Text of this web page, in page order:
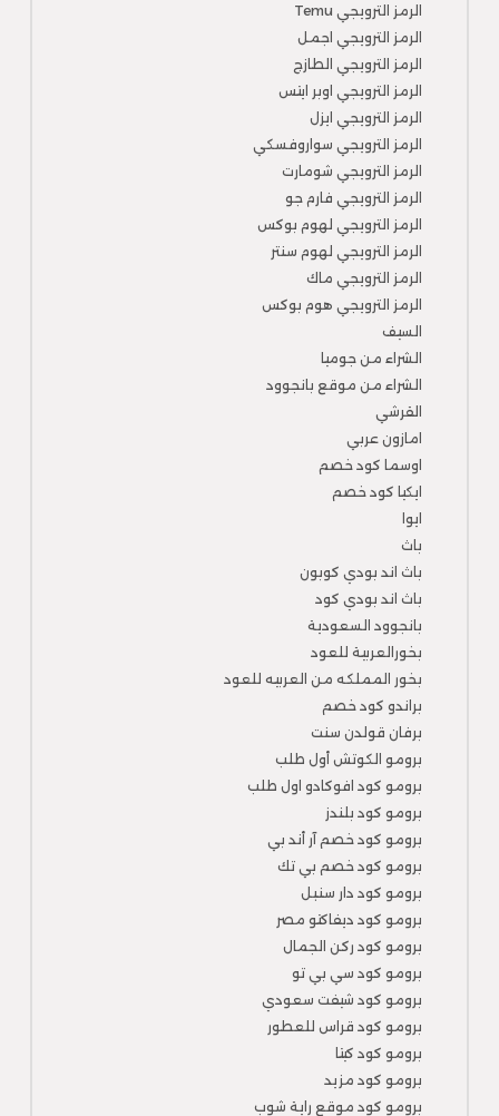
الرمز الترويجي Temu
الرمز الترويجي اجمل
الرمز الترويجي الطازج
الرمز الترويجي اوبر ايتس
الرمز الترويجي ايزل
الرمز الترويجي سواروفسكي
الرمز الترويجي شومارت
الرمز الترويجي فارم جو
الرمز الترويجي لهوم بوكس
الرمز الترويجي لهوم سنتر
الرمز الترويجي ماك
الرمز الترويجي هوم بوكس
السيف
الشراء من جوميا
الشراء من موقع بانجوود
القرشي
امازون عربي
اوسما كود خصم
ايكيا كود خصم
ايوا
باث
باث اند بودي كوبون
باث اند بودي كود
بانجوود السعودية
بخورالعربية للعود
بخور المملكه من العربيه للعود
براندو كود خصم
برفان قولدن سنت
برومو الكوتش أول طلب
برومو كود افوكادو اول طلب
برومو كود بلندز
برومو كود خصم آر أند بي
برومو كود خصم بي تك
برومو كود دار سنبل
برومو كود ديفاكتو مصر
برومو كود ركن الجمال
برومو كود سي بي تو
برومو كود شيفت سعودي
برومو كود قراس للعطور
برومو كود كيتا
برومو كود مزيد
برومو كود موقع راية شوب